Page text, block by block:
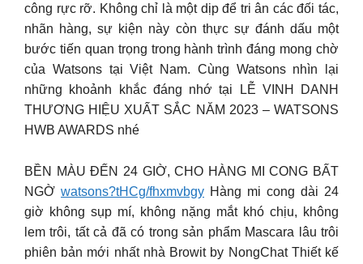
công rực rỡ. Không chỉ là một dịp để tri ân các đối tác,
nhãn hàng, sự kiện này còn thực sự đánh dấu một
bước tiến quan trọng trong hành trình đáng mong chờ
của Watsons tại Việt Nam. Cùng Watsons nhìn lại
những khoảnh khắc đáng nhớ tại LỄ VINH DANH
THƯƠNG HIỆU XUẤT SẮC NĂM 2023 – WATSONS
HWB AWARDS nhé
BỀN MÀU ĐẾN 24 GIỜ, CHO HÀNG MI CONG BẤT
NGỜ watsons?tHCg/fhxmvbgy Hàng mi cong dài 24
giờ không sụp mí, không nặng mắt khó chịu, không
lem trôi, tất cả đã có trong sản phẩm Mascara lâu trôi
phiên bản mới nhất nhà Browit by NongChat Thiết kế